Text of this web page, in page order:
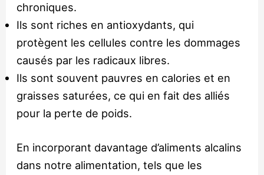
chroniques.
Ils sont riches en antioxydants, qui
protègent les cellules contre les dommages
causés par les radicaux libres.
Ils sont souvent pauvres en calories et en
graisses saturées, ce qui en fait des alliés
pour la perte de poids.
En incorporant davantage d’aliments alcalins
dans notre alimentation, tels que les